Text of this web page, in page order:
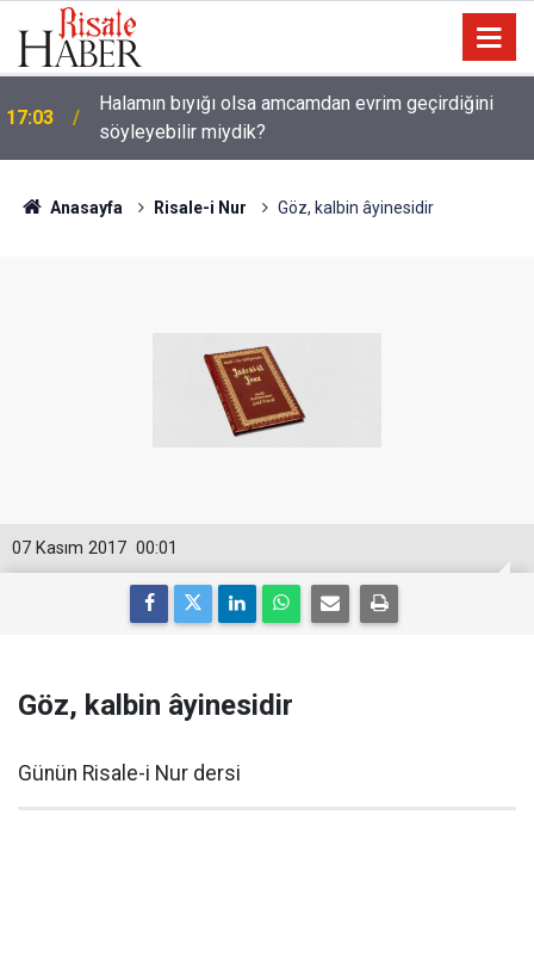
Halamın bıyığı olsa amcamdan evrim geçirdiğini
söyleyebilir miydik?
16:05
Güneş Tutulması 12 Ağustos'ta: Türkiye'den
görülecek mi?
Anasayfa Risale-i Nur Göz, kalbin âyinesidir
00:01
07 Kasım 2017
Göz, kalbin âyinesidir
Günün Risale-i Nur dersi